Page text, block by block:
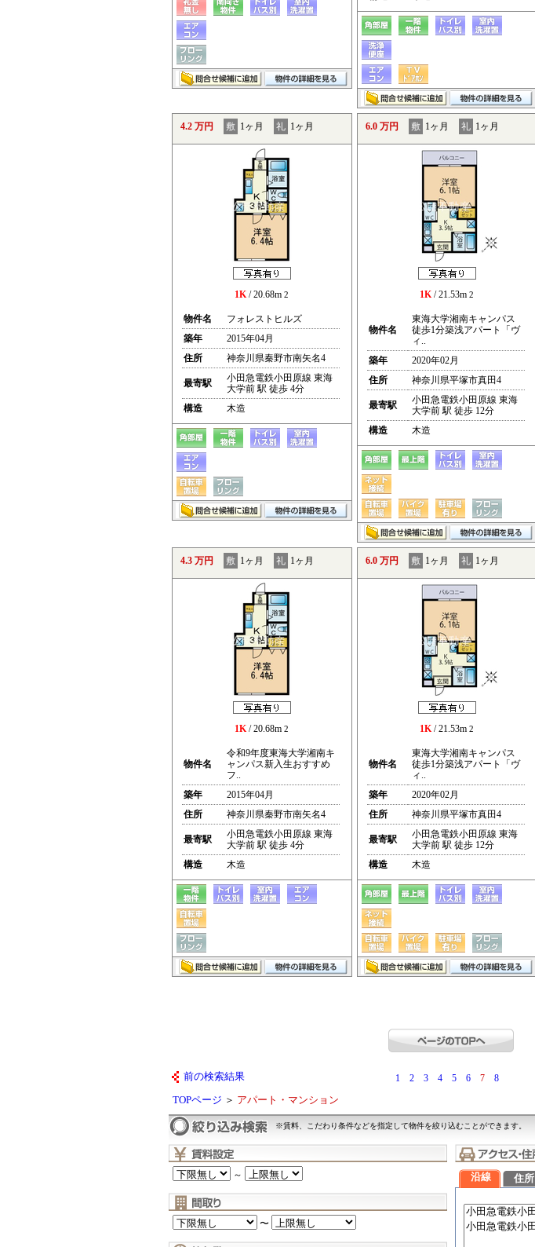
4.2 万円 敷 1ヶ月 礼 1ヶ月
1K/ 20.68m 2
物件名
フォレストヒルズ
築年
2015年04月
住所
神奈川県秦野市南矢名4
最寄駅
小田急電鉄小田原線 東海
大学前 駅 徒歩 4分
構造
木造
6.0 万円 敷 1ヶ月 礼 1ヶ月
1K/ 21.53m 2
物件名
東海大学湘南キャンパス
徒歩1分築浅アパート「ヴ
ィ..
築年
2020年02月
住所
神奈川県平塚市真田4
最寄駅
小田急電鉄小田原線 東海
大学前 駅 徒歩 12分
構造
木造
4.3 万円 敷 1ヶ月 礼 1ヶ月
1K/ 20.68m 2
物件名
令和9年度東海大学湘南キ
ャンパス新入生おすすめ
フ..
築年
2015年04月
住所
神奈川県秦野市南矢名4
最寄駅
小田急電鉄小田原線 東海
大学前 駅 徒歩 4分
構造
木造
6.0 万円 敷 1ヶ月 礼 1ヶ月
1K/ 21.53m 2
物件名
東海大学湘南キャンパス
徒歩1分築浅アパート「ヴ
ィ..
築年
2020年02月
住所
神奈川県平塚市真田4
最寄駅
小田急電鉄小田原線 東海
大学前 駅 徒歩 12分
構造
木造
前の検索結果 1 2 3 4 5 6 7 8
TOPページ ＞ アパート・マンション
※賃料、こだわり条件などを指定して物件を絞り込むことができます。
～
〜
沿線 住所